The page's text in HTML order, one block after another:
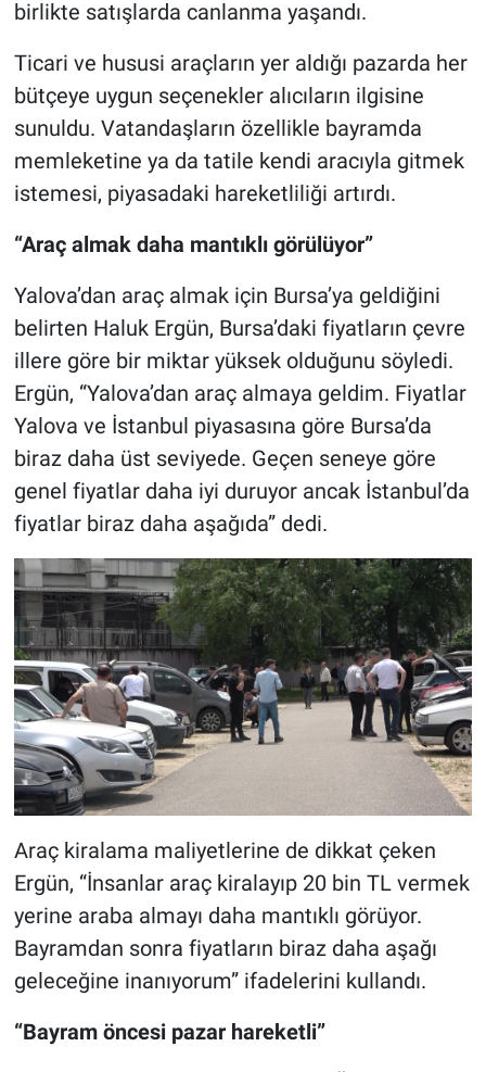
birlikte satışlarda canlanma yaşandı.
Ticari ve hususi araçların yer aldığı pazarda her
bütçeye uygun seçenekler alıcıların ilgisine
sunuldu. Vatandaşların özellikle bayramda
memleketine ya da tatile kendi aracıyla gitmek
istemesi, piyasadaki hareketliliği artırdı.
“Araç almak daha mantıklı görülüyor”
Yalova’dan araç almak için Bursa’ya geldiğini
belirten Haluk Ergün, Bursa’daki fiyatların çevre
illere göre bir miktar yüksek olduğunu söyledi.
Ergün, “Yalova’dan araç almaya geldim. Fiyatlar
Yalova ve İstanbul piyasasına göre Bursa’da
biraz daha üst seviyede. Geçen seneye göre
genel fiyatlar daha iyi duruyor ancak İstanbul’da
fiyatlar biraz daha aşağıda” dedi.
Araç kiralama maliyetlerine de dikkat çeken
Ergün, “İnsanlar araç kiralayıp 20 bin TL vermek
yerine araba almayı daha mantıklı görüyor.
Bayramdan sonra fiyatların biraz daha aşağı
geleceğine inanıyorum” ifadelerini kullandı.
“Bayram öncesi pazar hareketli”